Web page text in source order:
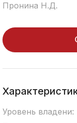
Пронина Н.Д.
Уровень владени: